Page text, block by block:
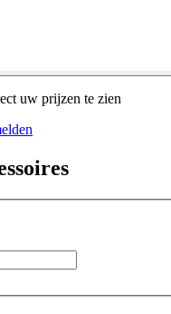
uw prijzen te zien